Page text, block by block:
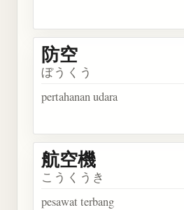
防空
ぼうくう
pertahanan udara
航空機
こうくうき
pesawat terbang